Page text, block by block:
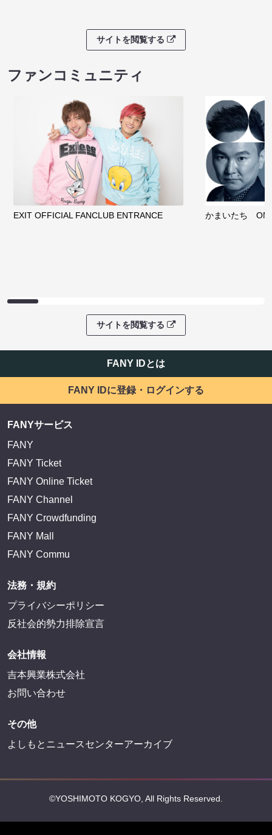
サイトを閲覧する
ファンコミュニティ
EXIT OFFICIAL FANCLUB ENTRANCE かまいたち
サイトを閲覧する
FANY IDとは
FANY IDに登録・ログインする
FANYサービス
FANY
FANY Ticket
FANY Online Ticket
FANY Channel
FANY Crowdfunding
FANY Mall
FANY Commu
法務・規約
プライバシーポリシー
反社会的勢力排除宣言
会社情報
吉本興業株式会社
お問い合わせ
その他
よしもとニュースセンターアーカイブ
©YOSHIMOTO KOGYO, All Rights Reserved.